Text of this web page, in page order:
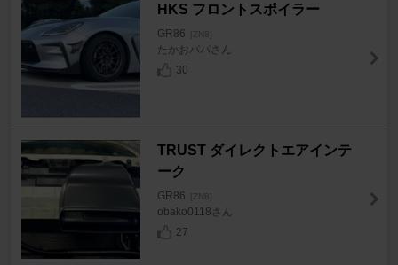
HKS フロントスポイラー
GR86 [ZN8]
たかおパパさん
30
TRUST ダイレクトエアインテ
ーク
GR86 [ZN8]
obako0118さん
27